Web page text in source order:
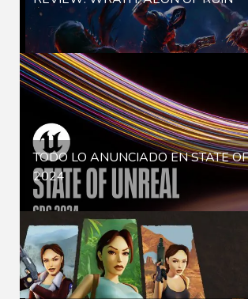
TODO LO ANUNCIADO EN STATE
2024